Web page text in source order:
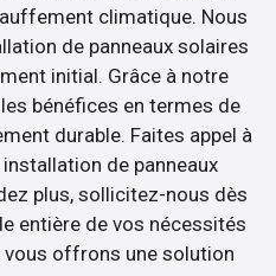
climatique. Nous
de panneaux solaires
initial. Grâce à notre
bénéfices en termes de
durable. Faites appel à
de panneaux
plus, sollicitez-nous dès
entière de vos nécessités
vous offrons une solution